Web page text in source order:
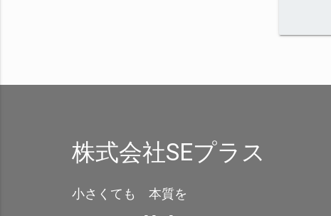
株式会社SEプラス
小さくても 本質を